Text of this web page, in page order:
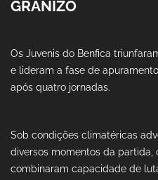
GRANIZO
Os Juvenis do Benfica
e lideram a fase de
após quatro jornadas.
Sob condições climatéricas
diversos momentos da partida,
combinaram capacidade de